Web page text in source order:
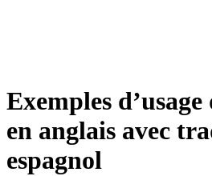
Exemples
en anglais avec
espagnol